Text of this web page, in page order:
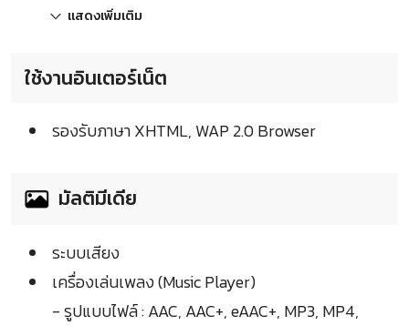
แสดงเพิ่มเติม
ใช้งานอินเตอร์เน็ต
รองรับภาษา XHTML, WAP 2.0 Browser
มัลติมีเดีย
ระบบเสียง
เครื่องเล่นเพลง (Music Player)
- รูปแบบไฟล์ : AAC, AAC+, eAAC+, MP3, MP4,